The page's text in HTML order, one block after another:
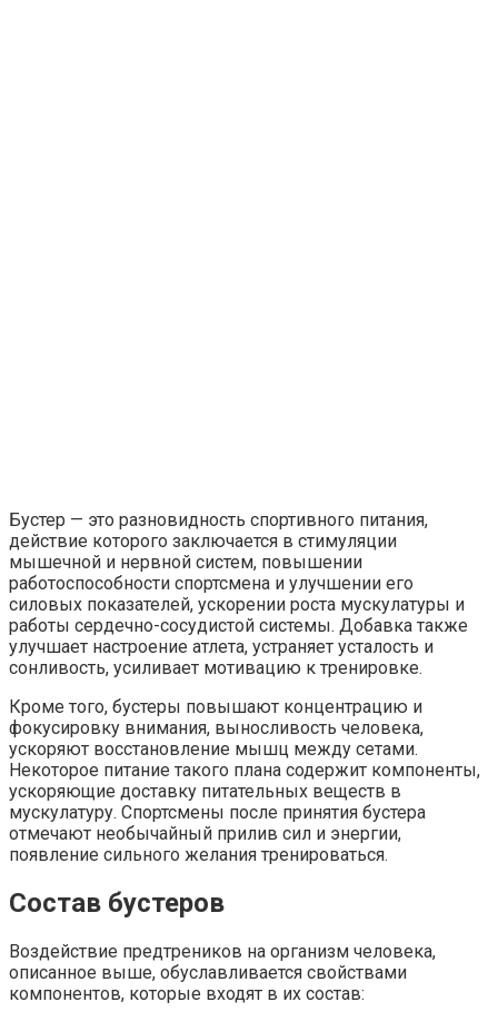
Бустер — это разновидность спортивного питания,
действие которого заключается в стимуляции
мышечной и нервной систем, повышении
работоспособности спортсмена и улучшении его
силовых показателей, ускорении роста мускулатуры и
работы сердечно-сосудистой системы. Добавка также
улучшает настроение атлета, устраняет усталость и
сонливость, усиливает мотивацию к тренировке.
Кроме того, бустеры повышают концентрацию и
фокусировку внимания, выносливость человека,
ускоряют восстановление мышц между сетами.
Некоторое питание такого плана содержит компоненты,
ускоряющие доставку питательных веществ в
мускулатуру. Спортсмены после принятия бустера
отмечают необычайный прилив сил и энергии,
появление сильного желания тренироваться.
Состав бустеров
Воздействие предтреников на организм человека,
описанное выше, обуславливается свойствами
компонентов, которые входят в их состав: